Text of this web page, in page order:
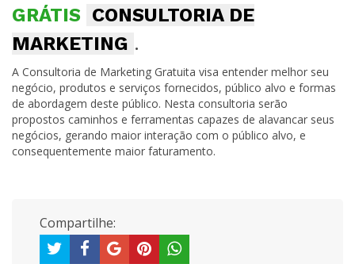
GRÁTIS CONSULTORIA DE
MARKETING .
A Consultoria de Marketing Gratuita visa entender melhor seu
negócio, produtos e serviços fornecidos, público alvo e formas
de abordagem deste público. Nesta consultoria serão
propostos caminhos e ferramentas capazes de alavancar seus
negócios, gerando maior interação com o público alvo, e
consequentemente maior faturamento.
Compartilhe: